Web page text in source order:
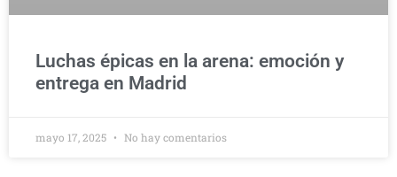
Luchas épicas en la arena: emoción y
entrega en Madrid
mayo 17, 2025 No hay comentarios